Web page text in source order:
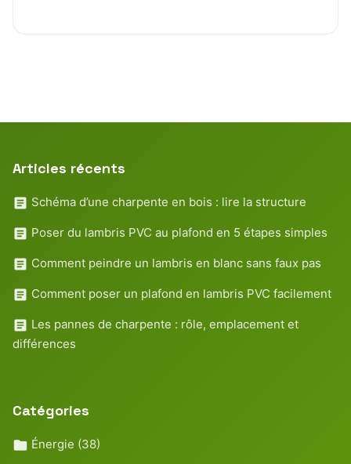
Articles récents
Schéma d’une charpente en bois : lire la structure
Poser du lambris PVC au plafond en 5 étapes simples
Comment peindre un lambris en blanc sans faux pas
Comment poser un plafond en lambris PVC facilement
Les pannes de charpente : rôle, emplacement et
différences
Catégories
Énergie (38)